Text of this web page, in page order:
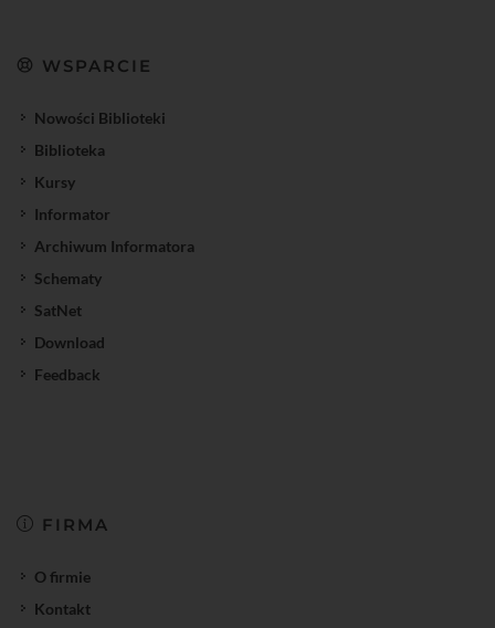
WSPARCIE
Nowości Biblioteki
Biblioteka
Kursy
Informator
Archiwum Informatora
Schematy
SatNet
Download
Feedback
FIRMA
O firmie
Kontakt